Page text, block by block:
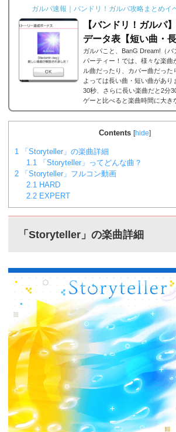
り、いろいろな条件があると思
ガルパ速報｜バンドリ！ガルパ攻略まとめイ
【バンドリ！ガルパ
データ表【短い曲・
ガルパこと、BanG Dream!（
パーティー！では、様々な楽曲
ル曲だったり、カバー曲だった
よっては長い曲・短い曲があ
30秒、さらに長い楽曲だと2分
ゲーと比べると楽曲時間に大き
ガルパに登場する楽曲の長い曲
ベント周回におすすめの楽曲な
別スコア効率表(協力ライブ) ↓
Contents [hide]
1 「Storyteller」の楽曲詳細
1.1 「Storyteller」ってどんな曲？
2 「Storyteller」フルコン動画
2.1 HARD
2.2 EXPERT
「Storyteller」の楽曲詳細